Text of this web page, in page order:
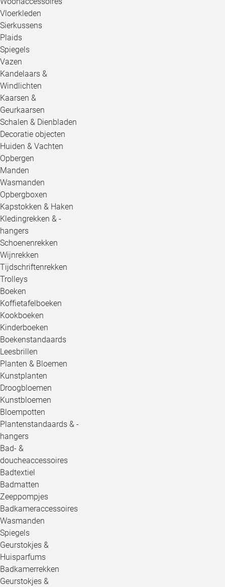
Vloerkleden
Sierkussens
Plaids
Spiegels
Vazen
Kandelaars &
Windlichten
Kaarsen &
Geurkaarsen
Schalen & Dienbladen
Decoratie objecten
Huiden & Vachten
Opbergen
Manden
Wasmanden
Opbergboxen
Kapstokken & Haken
Kledingrekken & -
hangers
Schoenenrekken
Wijnrekken
Tijdschriftenrekken
Trolleys
Boeken
Koffietafelboeken
Kookboeken
Kinderboeken
Boekenstandaards
Leesbrillen
Planten & Bloemen
Kunstplanten
Droogbloemen
Kunstbloemen
Bloempotten
Plantenstandaards & -
hangers
Bad- &
doucheaccessoires
Badtextiel
Badmatten
Zeeppompjes
Badkameraccessoires
Wasmanden
Spiegels
Geurstokjes &
Huisparfums
Badkamerrekken
Geurstokjes &